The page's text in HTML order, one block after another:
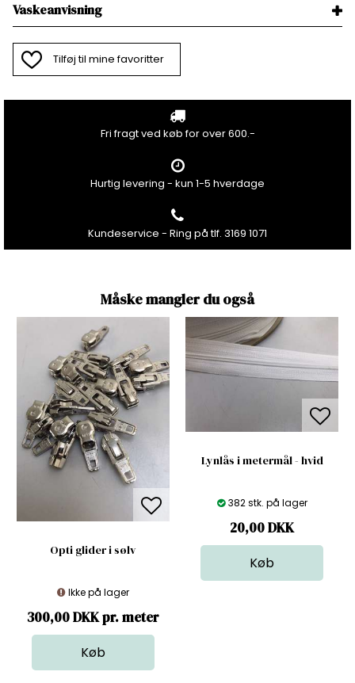
Vaskeanvisning
Tilføj til mine favoritter
Fri fragt ved køb for over 600.-
Hurtig levering - kun 1-5 hverdage
Kundeservice - Ring på tlf. 3169 1071
Måske mangler du også
Opti glider i sølv
Ikke på lager
300,00 DKK pr. meter
Lynlås i metermål - hvid
382 stk. på lager
20,00DKK